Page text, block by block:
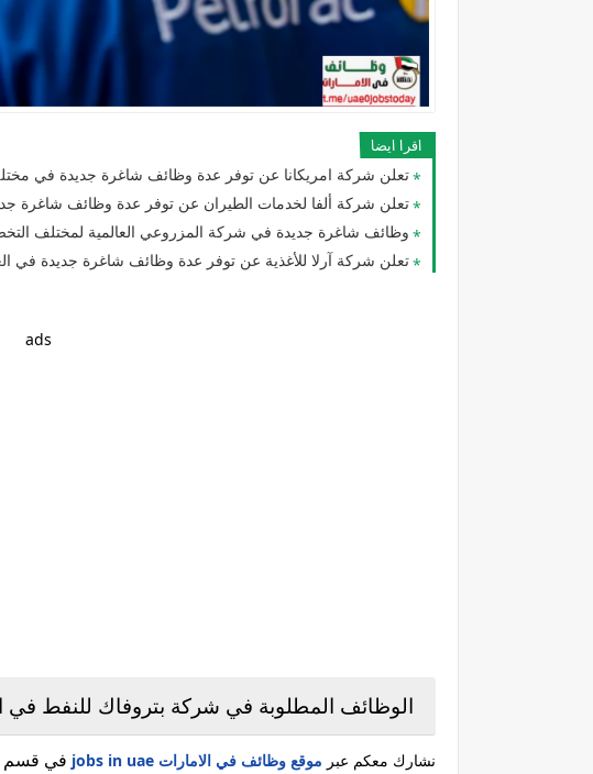
اقرا ايضا
تعلن شركة امريكانا عن توفر عدة وظائف شاغرة جديدة في
تعلن شركة ألفا لخدمات الطيران عن توفر عدة وظائف شاغرة
وظائف شاغرة جديدة في شركة المزروعي العالمية لمختلف
تعلن شركة آرلا للأغذية عن توفر عدة وظائف شاغرة جديدة في
ads
الوظائف المطلوبة في شركة بتروفاك للنفط في
نشارك معكم عبر موقع وظائف في الامارات jobs in uae في قسم